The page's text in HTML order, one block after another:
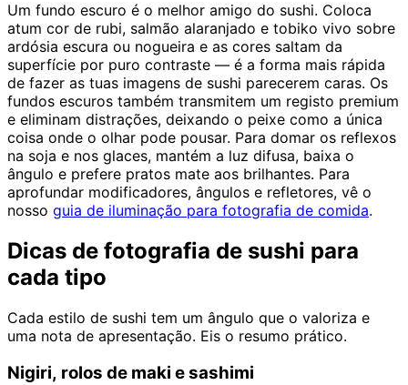
Um fundo escuro é o melhor amigo do sushi. Coloca
atum cor de rubi, salmão alaranjado e tobiko vivo sobre
ardósia escura ou nogueira e as cores saltam da
superfície por puro contraste — é a forma mais rápida
de fazer as tuas imagens de sushi parecerem caras. Os
fundos escuros também transmitem um registo premium
e eliminam distrações, deixando o peixe como a única
coisa onde o olhar pode pousar. Para domar os reflexos
na soja e nos glaces, mantém a luz difusa, baixa o
ângulo e prefere pratos mate aos brilhantes. Para
aprofundar modificadores, ângulos e refletores, vê o
nosso guia de iluminação para fotografia de comida.
Dicas de fotografia de sushi para
cada tipo
Cada estilo de sushi tem um ângulo que o valoriza e
uma nota de apresentação. Eis o resumo prático.
Nigiri, rolos de maki e sashimi